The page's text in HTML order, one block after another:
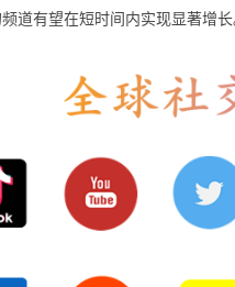
道有望在短时间内实现显著增长